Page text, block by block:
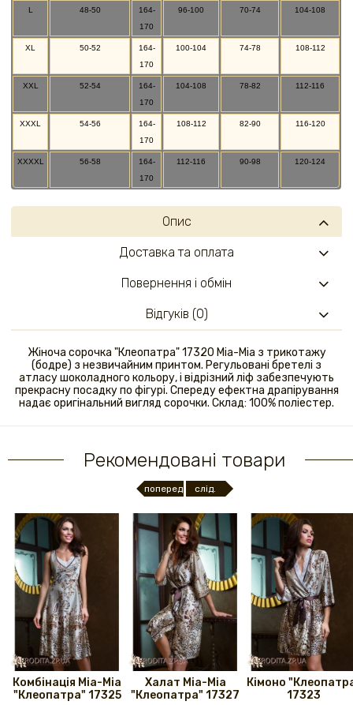
L 48-50
164-
170
96-100 70-74 104-108
XL 50-52
164-
170
100-104 74-78 108-112
XXL 52-54
164-
170
104-108 78-82 112-116
XXXL 54-56
164-
170
108-112 82-90 116-120
XXXXL 56-58
164-
170
112-116 90-98 120-124
Опис
Жіноча сорочка "Клеопатра" 17320 Міа-Міа з трикотажу
(бодре) з незвичайним принтом. Регульовані бретелі з
атласу шоколадного кольору, і відрізний ліф забезпечують
прекрасну посадку по фігурі. Спереду ефектна драпірування
надає оригінальний вигляд сорочки. Склад: 100% поліестер.
Доставка та оплата
Повернення і обмін
Відгуків (0)
Рекомендовані товари
поперед. слід.
Комбінація Mia-Mia
"Клеопатра" 17325
Халат Mia-Mia
"Клеопатра" 17327
Кімоно
17323